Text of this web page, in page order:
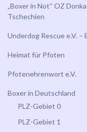
„Boxer in Not“ OZ
Tschechien
Underdog Rescue e.V. –
Heimat für Pfoten
Pfotenehrenwort e.V.
Boxer in Deutschland
PLZ-Gebiet 0
PLZ-Gebiet 1